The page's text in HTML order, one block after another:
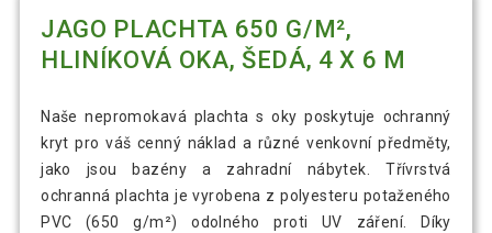
JAGO PLACHTA 650 G/M²,
HLINÍKOVÁ OKA, ŠEDÁ, 4 X 6 M
Naše nepromokavá plachta s oky poskytuje ochranný
kryt pro váš cenný náklad a různé venkovní předměty,
jako jsou bazény a zahradní nábytek. Třívrstvá
ochranná plachta je vyrobena z polyesteru potaženého
PVC (650 g/m²) odolného proti UV záření. Díky